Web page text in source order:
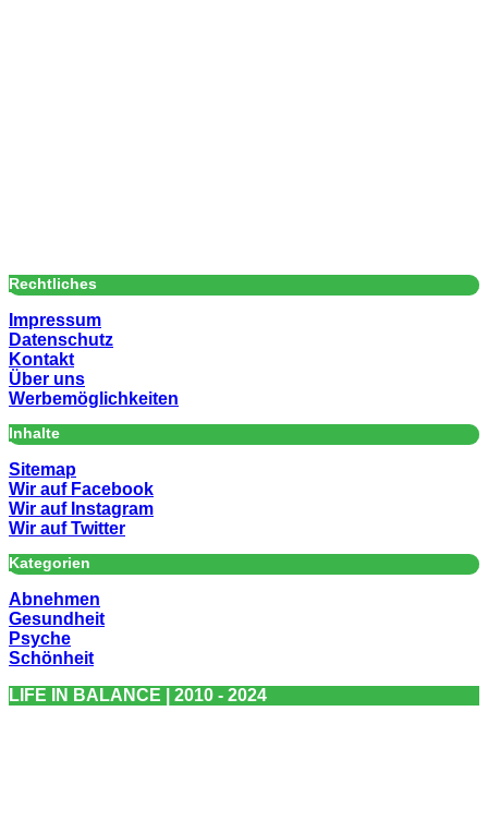
Rechtliches
Impressum
Datenschutz
Kontakt
Über uns
Werbemöglichkeiten
Inhalte
Sitemap
Wir auf Facebook
Wir auf Instagram
Wir auf Twitter
Kategorien
Abnehmen
Gesundheit
Psyche
Schönheit
LIFE IN BALANCE | 2010 - 2024